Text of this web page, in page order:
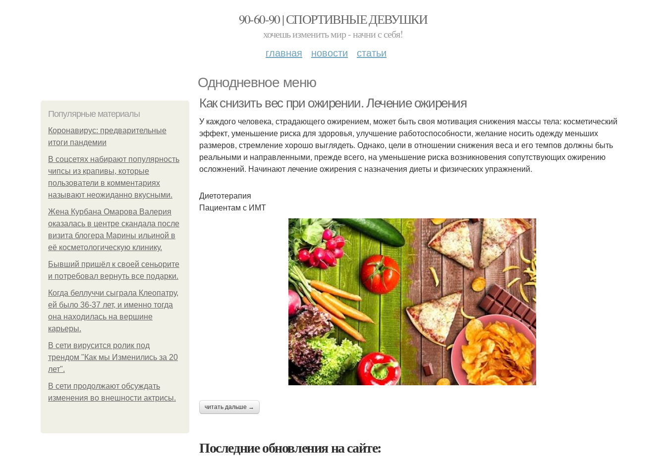
90-60-90 | СПОРТИВНЫЕ ДЕВУШКИ
хочешь изменить мир - начни с себя!
главная новости статьи
Однодневное меню
Популярные материалы
Коронавирус: предварительные
итоги пандемии
В соцсетях набирают популярность
чипсы из крапивы, которые
пользователи в комментариях
называют неожиданно вкусными.
Жена Курбана Омарова Валерия
оказалась в центре скандала после
визита блогера Марины ильиной в
её косметологическую клинику.
Бывший пришёл к своей сеньорите
и потребовал вернуть все подарки.
Когда беллуччи сыграла Клеопатру,
ей было 36-37 лет, и именно тогда
она находилась на вершине
карьеры.
В сети вирусится ролик под
трендом "Как мы Изменились за 20
лет".
В сети продолжают обсуждать
изменения во внешности актрисы.
Как снизить вес при ожирении. Лечение ожирения
У каждого человека, страдающего ожирением, может быть своя мотивация снижения массы тела: косметический
эффект, уменьшение риска для здоровья, улучшение работоспособности, желание носить одежду меньших
размеров, стремление хорошо выглядеть. Однако, цели в отношении снижения веса и его темпов должны быть
реальными и направленными, прежде всего, на уменьшение риска возникновения сопутствующих ожирению
осложнений. Начинают лечение ожирения с назначения диеты и физических упражнений.
Диетотерапия
Пациентам с ИМТ
читать дальше →
Последние обновления на сайте: